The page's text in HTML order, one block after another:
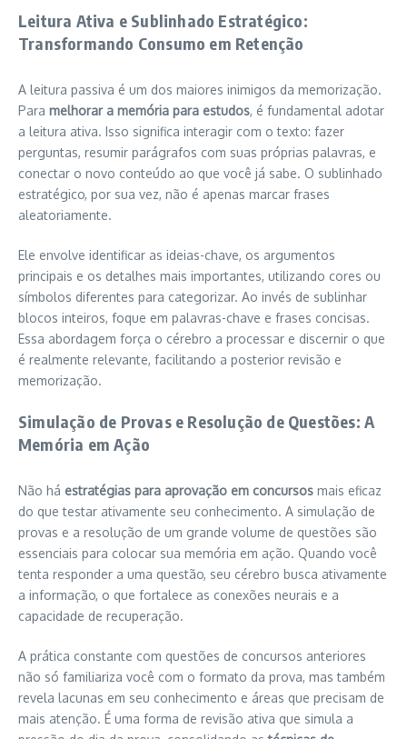
Leitura Ativa e Sublinhado Estratégico:
Transformando Consumo em Retenção
A leitura passiva é um dos maiores inimigos da memorização.
Para melhorar a memória para estudos, é fundamental adotar
a leitura ativa. Isso significa interagir com o texto: fazer
perguntas, resumir parágrafos com suas próprias palavras, e
conectar o novo conteúdo ao que você já sabe. O sublinhado
estratégico, por sua vez, não é apenas marcar frases
aleatoriamente.
Ele envolve identificar as ideias-chave, os argumentos
principais e os detalhes mais importantes, utilizando cores ou
símbolos diferentes para categorizar. Ao invés de sublinhar
blocos inteiros, foque em palavras-chave e frases concisas.
Essa abordagem força o cérebro a processar e discernir o que
é realmente relevante, facilitando a posterior revisão e
memorização.
Simulação de Provas e Resolução de Questões: A
Memória em Ação
Não há estratégias para aprovação em concursos mais eficaz
do que testar ativamente seu conhecimento. A simulação de
provas e a resolução de um grande volume de questões são
essenciais para colocar sua memória em ação. Quando você
tenta responder a uma questão, seu cérebro busca ativamente
a informação, o que fortalece as conexões neurais e a
capacidade de recuperação.
A prática constante com questões de concursos anteriores
não só familiariza você com o formato da prova, mas também
revela lacunas em seu conhecimento e áreas que precisam de
mais atenção. É uma forma de revisão ativa que simula a